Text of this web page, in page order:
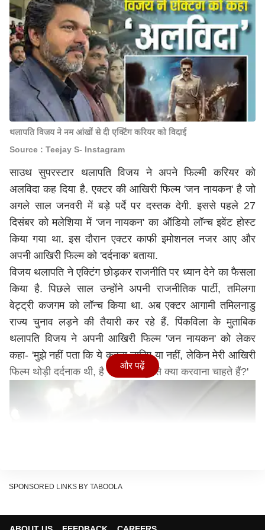
थलापति विजय ने नम आंखों से दी एक्टिंग करियर को विदाई
Source : Teejay S- Instagram
साउथ सुपरस्टार थलापति विजय ने अपने फिल्मी करियर को
अलविदा कह दिया है. एक्टर की आखिरी फिल्म 'जन नायकन' है जो
अगले साल जनवरी में बड़े पर्दे पर दस्तक देगी. इससे पहले 27
दिसंबर को मलेशिया में 'जन नायकन' का ऑडियो लॉन्च इवेंट होस्ट
किया गया था. इस दौरान एक्टर काफी इमोशनल नजर आए और
अपनी आखिरी फिल्म को 'दर्दनाक' बताया.
विजय थलापति ने एक्टिंग छोड़कर राजनीति पर ध्यान देने का फैसला
किया है. पिछले साल उन्होंने अपनी राजनीतिक पार्टी, तमिलगा
वेट्ट्री कजगम को लॉन्च किया था. अब एक्टर आगामी तमिलनाडु
राज्य चुनाव लड़ने की तैयारी कर रहे हैं. पिंकविला के मुताबिक
थलापति विजय ने अपनी आखिरी फिल्म 'जन नायकन' को लेकर
कहा- 'मुझे नहीं पता कि ये कहना चाहिए या नहीं, लेकिन मेरी आखिरी
फिल्म थोड़ी दर्दनाक थी, है ना? आप मुझसे क्या करवाना चाहते हैं?'
और पढ़ें
SPONSORED LINKS BY TABOOLA